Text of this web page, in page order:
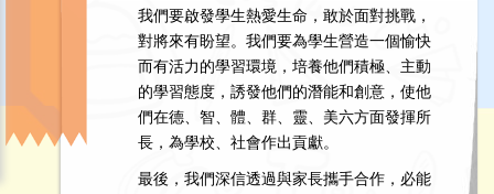
我們要啟發學生熱愛生命，敢於面對挑戰，
對將來有盼望。我們要為學生營造一個愉快
而有活力的學習環境，培養他們積極、主動
的學習態度，誘發他們的潛能和創意，使他
們在德、智、體、群、靈、美六方面發揮所
長，為學校、社會作出貢獻。
最後，我們深信透過與家長攜手合作，必能